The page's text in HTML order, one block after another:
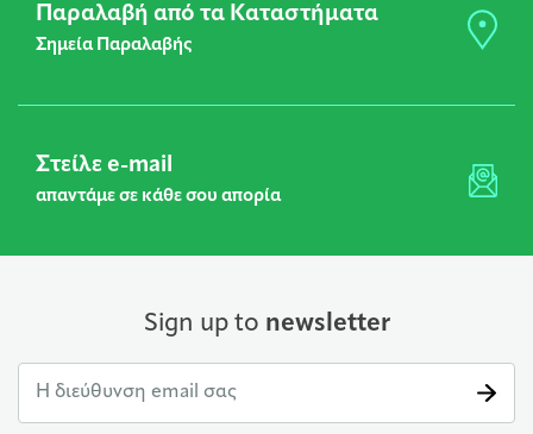
Παραλαβή από τα Καταστήματα
Σημεία Παραλαβής
Στείλε e-mail
απαντάμε σε κάθε σου απορία
Sign up to newsletter